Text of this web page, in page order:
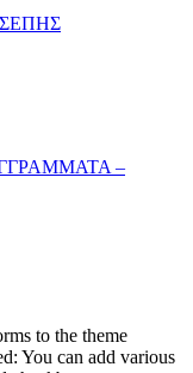
–
to the theme
You can add various